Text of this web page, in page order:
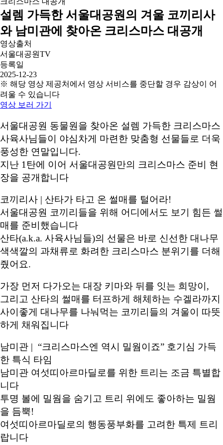
설렘 가득한 서울대공원의 겨울 코끼리사
와 남미관에 찾아온 크리스마스 대공개
영상출처
서울대공원TV
등록일
2025-12-23
※ 해당 영상 제공처에서 영상 서비스를 중단할 경우 감상이 어
려울 수 있습니다
영상 보러 가기
서울대공원 동물원을 찾아온 설렘 가득한 크리스마스
사육사님들이 야심차게 마련한 맞춤형 선물들로 더욱
풍성한 연말입니다.
지난 1탄에 이어 서울대공원만의 크리스마스 준비 현
장을 공개합니다
코끼리사 | 산타가 타고 온 썰매를 털어라!
서울대공원 코끼리들을 위해 어디에서도 보기 힘든 썰
매를 준비했습니다
산타(a.k.a. 사육사님들)의 선물은 바로 신선한 대나무
색색깔의 과채류로 화려한 크리스마스 분위기를 더해
줬어요.
가장 먼저 다가오는 대장 키마와 뒤를 잇는 희망이,
그리고 산타의 썰매를 터프하게 해체하는 수겔라까지
사이좋게 대나무를 나눠먹는 코끼리들의 겨울이 따뜻
하게 채워집니다
남미관 | “크리스마스엔 역시 밀웜이죠” 호기심 가득
한 특식 타임
남미관 여섯띠아르마딜로를 위한 트리는 조금 특별합
니다
투명 볼에 밀웜을 숨기고 트리 위에도 좋아하는 밀웜
을 듬뿍!
여섯띠아르마딜로의 행동풍부화를 고려한 특제 트리
랍니다